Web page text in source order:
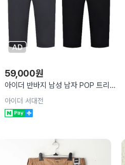
59,000원
아이더 반바지 남성 남자 POP 트리코
트 7부 여름 팬츠 DMM26389
아이더 서대전